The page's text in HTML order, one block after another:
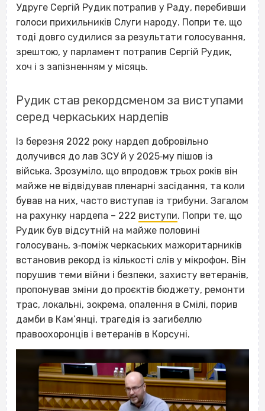
Удруге Сергій Рудик потрапив у Раду, перебивши
голоси прихильників Слуги народу. Попри те, що
тоді довго судилися за результати голосування,
зрештою, у парламент потрапив Сергій Рудик,
хоч і з запізненням у місяць.
Рудик став рекордсменом за виступами
серед черкаських нардепів
Із березня 2022 року нардеп добровільно
долучився до лав ЗСУ й у 2025‐му пішов із
війська. Зрозуміло, що впродовж трьох років він
майже не відвідував пленарні засідання, та коли
бував на них, часто виступав із трибуни. Загалом
на рахунку нардепа – 222 виступи. Попри те, що
Рудик був відсутній на майже половині
голосувань, з‐поміж черкаських мажоритарників
встановив рекорд із кількості слів у мікрофон. Він
порушив теми війни і безпеки, захисту ветеранів,
пропонував зміни до проєктів бюджету, ремонти
трас, локальні, зокрема, опалення в Смілі, порив
дамби в Кам’янці, трагедія із загибеллю
правоохоронців і ветеранів в Корсуні.